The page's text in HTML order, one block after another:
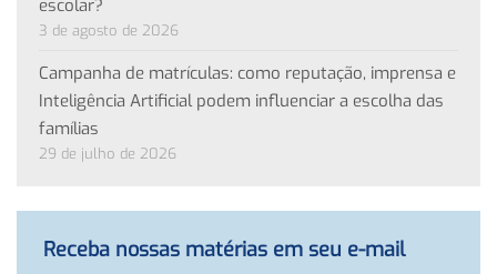
escolar?
3 de agosto de 2026
Campanha de matrículas: como reputação, imprensa e
Inteligência Artificial podem influenciar a escolha das
famílias
29 de julho de 2026
Receba nossas matérias em seu e-mail